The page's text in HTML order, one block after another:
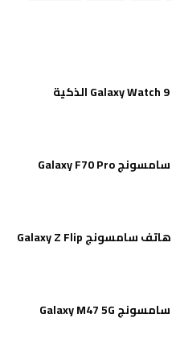
مواصفات هاتف سامسونج Galaxy F70 Pro
جميع مواصفات هاتف سامسونج Galaxy Z Flip
مواصفات هاتف سامسونج Galaxy M47 5G